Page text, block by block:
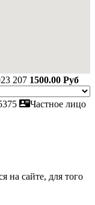
207 1500.00 Руб
Частное лицо
на сайте, для того